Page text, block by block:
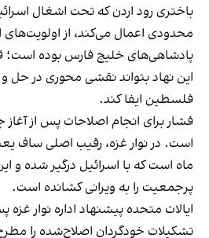
باختری رود اردن که تحت اشغال
محدودی اعمال می‌کند، از اولویت‌های
پادشاهی‌های خلیج فارس بوده است؛
این نهاد بتواند نقشی محوری در
فلسطین ایفا کند.
فشار برای انجام اصلاحات پس از
ماه است که با اسرائیل درگیر شده و
پرجمعیت را به ویرانی کشانده است.
ایالات متحده پیشنهاد اداره نوار
تشکیلات خودگردان اصلاح‌شده را